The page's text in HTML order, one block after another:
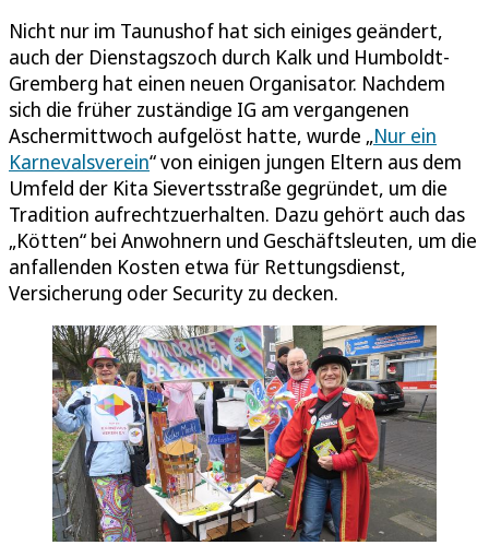
Nicht nur im Taunushof hat sich einiges geändert,
auch der Dienstagszoch durch Kalk und Humboldt-
Gremberg hat einen neuen Organisator. Nachdem
sich die früher zuständige IG am vergangenen
Aschermittwoch aufgelöst hatte, wurde „Nur ein
Karnevalsverein“ von einigen jungen Eltern aus dem
Umfeld der Kita Sievertsstraße gegründet, um die
Tradition aufrechtzuerhalten. Dazu gehört auch das
„Kötten“ bei Anwohnern und Geschäftsleuten, um die
anfallenden Kosten etwa für Rettungsdienst,
Versicherung oder Security zu decken.